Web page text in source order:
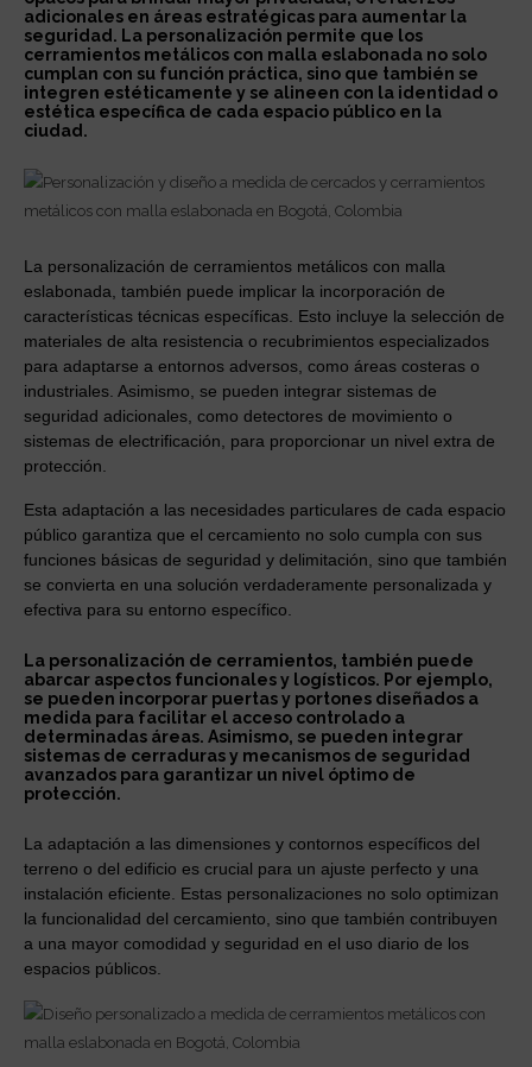
adicionales en áreas estratégicas para aumentar la
seguridad. La personalización permite que los
cerramientos metálicos con malla eslabonada no solo
cumplan con su función práctica, sino que también se
integren estéticamente y se alineen con la identidad o
estética específica de cada espacio público en la
ciudad.
La personalización de cerramientos metálicos con malla
eslabonada, también puede implicar la incorporación de
características técnicas específicas. Esto incluye la selección de
materiales de alta resistencia o recubrimientos especializados
para adaptarse a entornos adversos, como áreas costeras o
industriales. Asimismo, se pueden integrar sistemas de
seguridad adicionales, como detectores de movimiento o
sistemas de electrificación, para proporcionar un nivel extra de
protección.
Esta adaptación a las necesidades particulares de cada espacio
público garantiza que el cercamiento no solo cumpla con sus
funciones básicas de seguridad y delimitación, sino que también
se convierta en una solución verdaderamente personalizada y
efectiva para su entorno específico.
La personalización de cerramientos, también puede
abarcar aspectos funcionales y logísticos. Por ejemplo,
se pueden incorporar puertas y portones diseñados a
medida para facilitar el acceso controlado a
determinadas áreas. Asimismo, se pueden integrar
sistemas de cerraduras y mecanismos de seguridad
avanzados para garantizar un nivel óptimo de
protección.
La adaptación a las dimensiones y contornos específicos del
terreno o del edificio es crucial para un ajuste perfecto y una
instalación eficiente. Estas personalizaciones no solo optimizan
la funcionalidad del cercamiento, sino que también contribuyen
a una mayor comodidad y seguridad en el uso diario de los
espacios públicos.